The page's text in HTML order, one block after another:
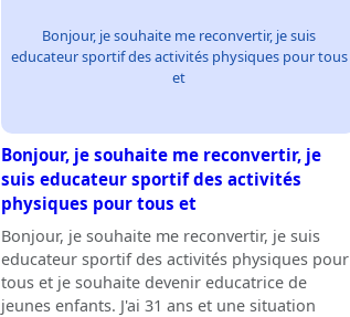
Bonjour, je souhaite me reconvertir, je suis
educateur sportif des activités physiques pour tous
et
Bonjour, je souhaite me reconvertir, je
suis educateur sportif des activités
physiques pour tous et
Bonjour, je souhaite me reconvertir, je suis
educateur sportif des activités physiques pour
tous et je souhaite devenir educatrice de
jeunes enfants. J'ai 31 ans et une situation